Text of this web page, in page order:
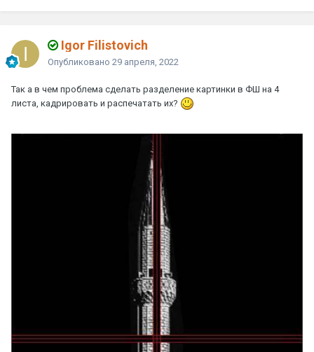
Igor Filistovich
Опубликовано 29 апреля, 2022
Так а в чем проблема сделать разделение картинки в ФШ на 4
листа, кадрировать и распечатать их?